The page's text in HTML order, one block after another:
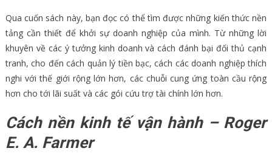
Qua cuốn sách này, bạn đọc có thể tìm được những kiến thức nền
tảng cần thiết để khởi sự doanh nghiệp của mình. Từ những lời
khuyên về các ý tưởng kinh doanh và cách đánh bại đối thủ cạnh
tranh, cho đến cách quản lý tiền bạc, cách các doanh nghiệp thích
nghi với thế giới rộng lớn hơn, các chuỗi cung ứng toàn cầu rộng
hơn cho tới lãi suất và các gói cứu trợ tài chính lớn hơn.
Cách nền kinh tế vận hành – Roger
E. A. Farmer